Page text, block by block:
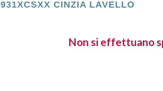
CINZIA LAVELLO
Non si effettuano